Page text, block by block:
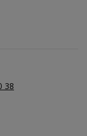
38